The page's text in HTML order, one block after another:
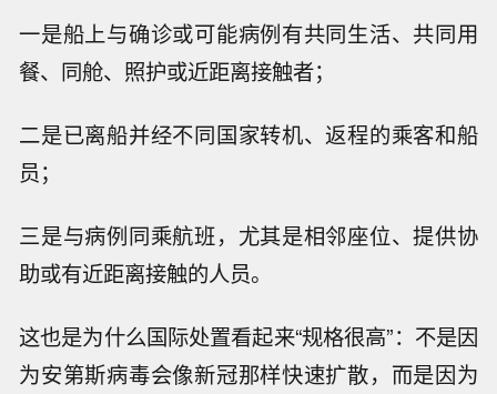
一是船上与确诊或可能病例有共同生活、共同用
餐、同舱、照护或近距离接触者；
二是已离船并经不同国家转机、返程的乘客和船
员；
三是与病例同乘航班，尤其是相邻座位、提供协
助或有近距离接触的人员。
这也是为什么国际处置看起来“规格很高”：不是因
为安第斯病毒会像新冠那样快速扩散，而是因为